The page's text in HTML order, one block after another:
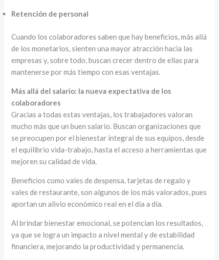
Retención de personal
Cuando los colaboradores saben que hay beneficios, más allá
de los monetarios, sienten una mayor atracción hacia las
empresas y, sobre todo, buscan crecer dentro de ellas para
mantenerse por más tiempo con esas ventajas.
Más allá del salario: la nueva expectativa de los
colaboradores
Gracias a todas estas ventajas, los trabajadores valoran
mucho más que un buen salario. Buscan organizaciones que
se preocupen por el bienestar integral de sus equipos, desde
el equilibrio vida-trabajo, hasta el acceso a herramientas que
mejoren su calidad de vida.
Beneficios como vales de despensa, tarjetas de regalo y
vales de restaurante, son algunos de los más valorados, pues
aportan un alivio económico real en el día a día.
Al brindar bienestar emocional, se potencian los resultados,
ya que se logra un impacto a nivel mental y de estabilidad
financiera, mejorando la productividad y permanencia.